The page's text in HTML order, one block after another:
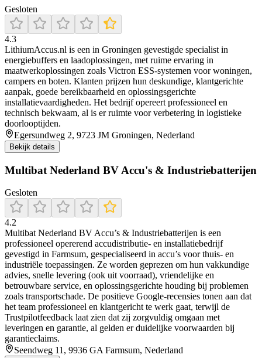
Gesloten
4.3
LithiumAccus.nl is een in Groningen gevestigde specialist in
energiebuffers en laadoplossingen, met ruime ervaring in
maatwerkoplossingen zoals Victron ESS-systemen voor woningen,
campers en boten. Klanten prijzen hun deskundige, klantgerichte
aanpak, goede bereikbaarheid en oplossingsgerichte
installatievaardigheden. Het bedrijf opereert professioneel en
technisch bekwaam, al is er ruimte voor verbetering in logistieke
doorlooptijden.
Egersundweg 2, 9723 JM Groningen, Nederland
Bekijk details
Multibat Nederland BV Accu's & Industriebatterijen
Gesloten
4.2
Multibat Nederland BV Accu’s & Industriebatterijen is een
professioneel opererend accudistributie- en installatiebedrijf
gevestigd in Farmsum, gespecialiseerd in accu’s voor thuis- en
industriële toepassingen. Ze worden geprezen om hun vakkundige
advies, snelle levering (ook uit voorraad), vriendelijke en
betrouwbare service, en oplossingsgerichte houding bij problemen
zoals transportschade. De positieve Google-recensies tonen aan dat
het team professioneel en klantgericht te werk gaat, terwijl de
Trustpilotfeedback laat zien dat zij zorgvuldig omgaan met
leveringen en garantie, al gelden er duidelijke voorwaarden bij
garantieclaims.
Seendweg 11, 9936 GA Farmsum, Nederland